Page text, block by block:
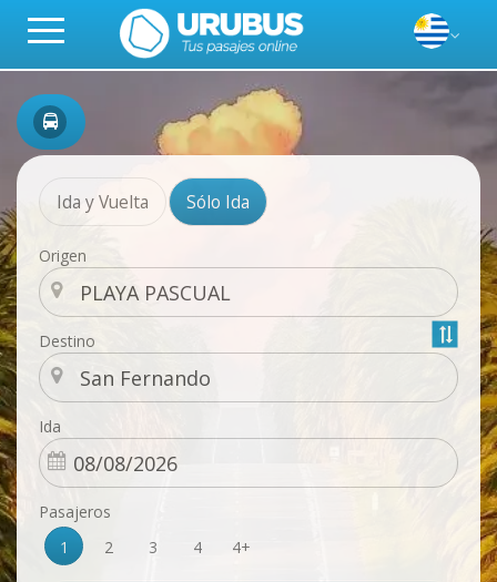
Ida y Vuelta Sólo Ida
Origen
Destino
Ida
Pasajeros
1
2 3 4 4+